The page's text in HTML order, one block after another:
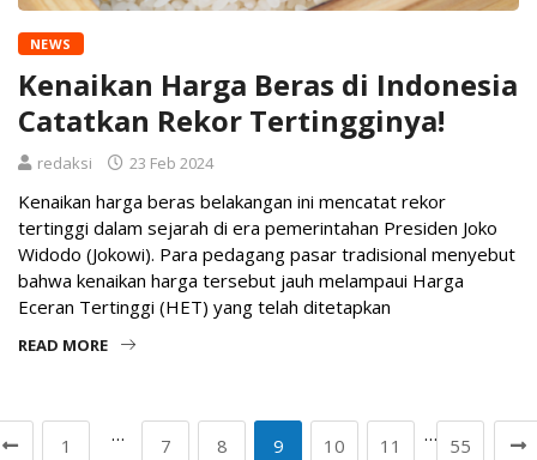
NEWS
Kenaikan Harga Beras di Indonesia
Catatkan Rekor Tertingginya!
redaksi 23 Feb 2024
Kenaikan harga beras belakangan ini mencatat rekor
tertinggi dalam sejarah di era pemerintahan Presiden Joko
Widodo (Jokowi). Para pedagang pasar tradisional menyebut
bahwa kenaikan harga tersebut jauh melampaui Harga
Eceran Tertinggi (HET) yang telah ditetapkan
READ MORE
1 … 7 8 9 10 11 … 55